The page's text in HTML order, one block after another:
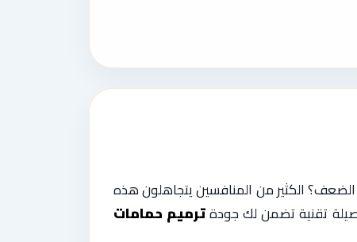
الكثير من المنافسين يتجاهلون هذه
تقنية تضمن لك جودةترميم حمامات